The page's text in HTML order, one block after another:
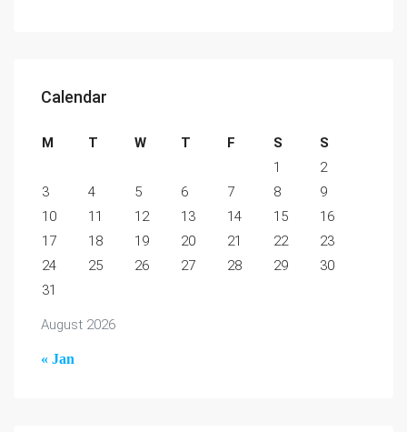
Calendar
August 2026
M T W T F S
S
1
2
3
4 5 6 7 8
9
10
11 12 13 14 15
16
17
18 19 20 21 22
23
24
25 26 27 28 29
30
31
« Jan